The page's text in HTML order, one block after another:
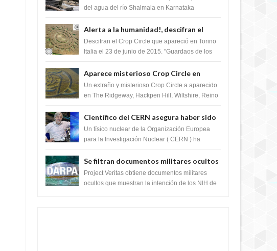
Shiva Lingas
del agua del río Shalmala en Karnataka
Shiv...
Alerta a la humanidad!, descifran el
mensaje del Crop Circle de Torino ,Italia
Descifran el Crop Circle que apareció en Torino
Italia el 23 de junio de 2015. "Guardaos de los
Aparece misterioso Crop Circle en
Reino Unido 23 de junio 2016
Un extraño y misterioso Crop Circle a aparecido
en The Ridgeway, Hackpen Hill, Wiltshire, Reino
Científico del CERN asegura haber sido
ayudado por seres de luz durante una
prueba del Colisionador de Hadrones
Un físico nuclear de la Organización Europea
para la Investigación Nuclear ( CERN ) ha
corazó...
Se filtran documentos militares ocultos
que muestran la intención de los NIH de
crear el SARS-CoV-2, utilizando la
Project Veritas obtiene documentos militares
ocultos que muestran la intención de los NIH de